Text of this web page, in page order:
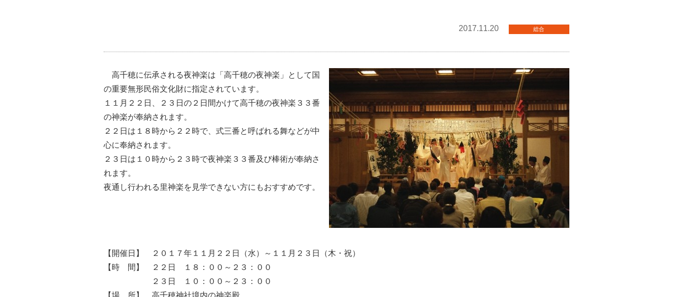
2017.11.20 総合
高千穂に伝承される夜神楽は「高千穂の夜神楽」として国
の重要無形民俗文化財に指定されています。
１１月２２日、２３日の２日間かけて高千穂の夜神楽３３番
の神楽が奉納されます。
２２日は１８時から２２時で、式三番と呼ばれる舞などが中
心に奉納されます。
２３日は１０時から２３時で夜神楽３３番及び棒術が奉納さ
れます。
夜通し行われる里神楽を見学できない方にもおすすめです。
【開催日】 ２０１７年１１月２２日（水）～１１月２３日（木・祝）
【時 間】 ２２日 １８：００～２３：００
２３日 １０：００～２３：００
【場 所】 高千穂神社境内の神楽殿